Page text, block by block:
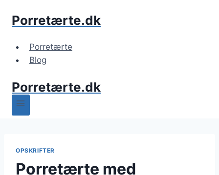
Porretærte.dk
Porretærte
Blog
Porretærte.dk
OPSKRIFTER
Porretærte med